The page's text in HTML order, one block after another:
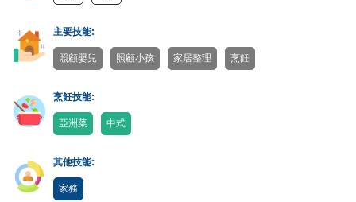
主要技能:
照顧嬰兒 照顧小孩 家居整理 烹飪
烹飪技能:
亞洲菜 中式
其他技能:
家務